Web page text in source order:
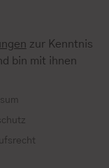
zur Kenntnis
bin mit ihnen